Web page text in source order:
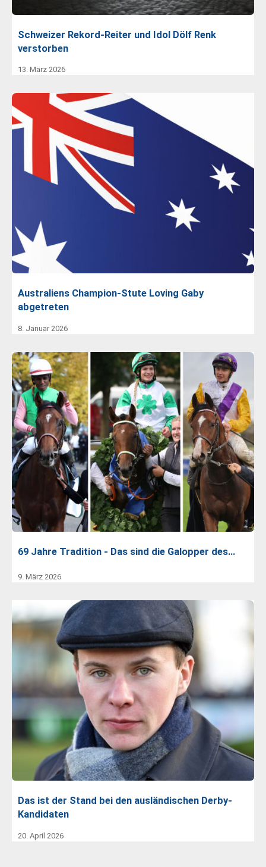
Schweizer Rekord-Reiter und Idol Dölf Renk
verstorben
13. März 2026
Australiens Champion-Stute Loving Gaby
abgetreten
8. Januar 2026
69 Jahre Tradition - Das sind die Galopper des…
9. März 2026
Das ist der Stand bei den ausländischen Derby-
Kandidaten
20. April 2026